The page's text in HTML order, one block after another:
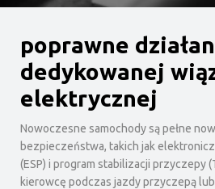
poprawne
dedykowanej
elektrycznej
Nowoczesne samochody są pełne
bezpieczeństwa, takich jak
(ESP) i program stabilizacji przyczepy
kierowcę podczas jazdy przyczepą